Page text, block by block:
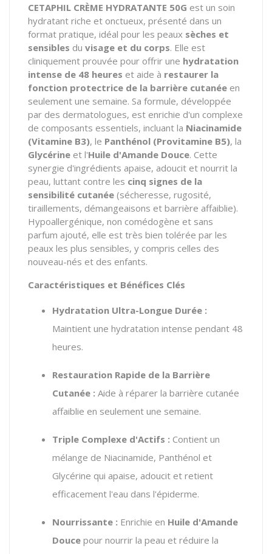
CETAPHIL CRÈME HYDRATANTE 50G est un soin
hydratant riche et onctueux, présenté dans un
format pratique, idéal pour les peaux sèches et
sensibles du visage et du corps. Elle est
cliniquement prouvée pour offrir une hydratation
intense de 48 heures et aide à restaurer la
fonction protectrice de la barrière cutanée en
seulement une semaine. Sa formule, développée
par des dermatologues, est enrichie d'un complexe
de composants essentiels, incluant la Niacinamide
(Vitamine B3), le Panthénol (Provitamine B5), la
Glycérine et l'Huile d'Amande Douce. Cette
synergie d'ingrédients apaise, adoucit et nourrit la
peau, luttant contre les cinq signes de la
sensibilité cutanée (sécheresse, rugosité,
tiraillements, démangeaisons et barrière affaiblie).
Hypoallergénique, non comédogène et sans
parfum ajouté, elle est très bien tolérée par les
peaux les plus sensibles, y compris celles des
nouveau-nés et des enfants.
Caractéristiques et Bénéfices Clés
Hydratation Ultra-Longue Durée :
Maintient une hydratation intense pendant 48
heures.
Restauration Rapide de la Barrière
Cutanée : Aide à réparer la barrière cutanée
affaiblie en seulement une semaine.
Triple Complexe d'Actifs : Contient un
mélange de Niacinamide, Panthénol et
Glycérine qui apaise, adoucit et retient
efficacement l'eau dans l'épiderme.
Nourrissante : Enrichie en Huile d'Amande
Douce pour nourrir la peau et réduire la